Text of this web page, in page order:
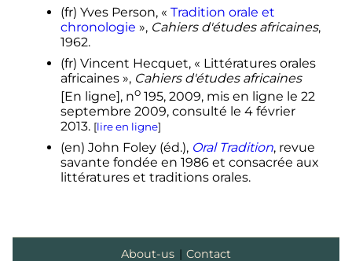
(fr) Yves Person, « Tradition orale et
chronologie », Cahiers d'études africaines,
1962.
(fr) Vincent Hecquet, « Littératures orales
africaines », Cahiers d'études africaines
[En ligne], no195, 2009, mis en ligne le 22
septembre 2009, consulté le 4 février
2013. [lire en ligne]
(en) John Foley (éd.), Oral Tradition, revue
savante fondée en 1986 et consacrée aux
littératures et traditions orales.
About-us | Contact